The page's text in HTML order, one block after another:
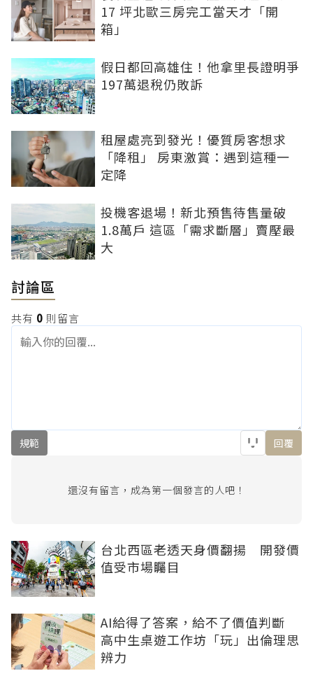
17 坪北歐三房完工當天才「開
箱」
假日都回高雄住！他拿里長證明爭
197萬退稅仍敗訴
租屋處亮到發光！優質房客想求
「降租」 房東激賞：遇到這種一
定降
投機客退場！新北預售待售量破
1.8萬戶 這區「需求斷層」賣壓最
大
討論區
共有 0 則留言
規範 回覆
還沒有留言，成為第一個發言的人吧！
台北西區老透天身價翻揚 開發價
值受市場矚目
AI給得了答案，給不了價值判斷
高中生桌遊工作坊「玩」出倫理思
辨力